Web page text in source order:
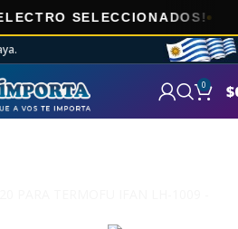
SELECCIONADOS!
0 $